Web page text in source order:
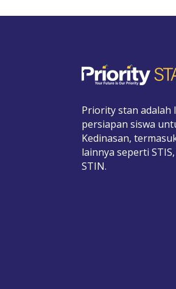
Priority stan adalah
persiapan siswa
Kedinasan,
lainnya seperti
STIN.